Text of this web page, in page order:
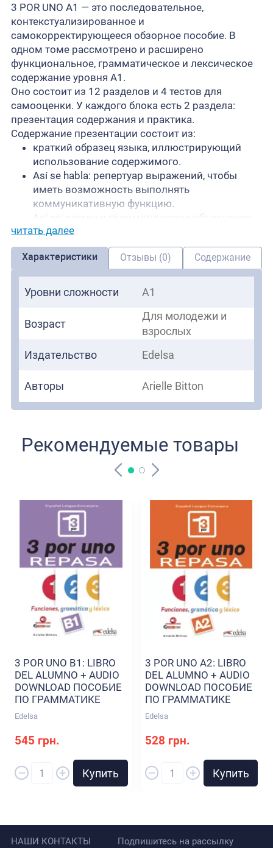
3 POR UNO А1 — это последовательное,
контекстуализированное и
самокорректирующееся обзорное пособие. В
одном томе рассмотрено и расширено
функциональное, грамматическое и лексическое
содержание уровня А1.
Оно состоит из 12 разделов и 4 тестов для
самооценки. У каждого блока есть 2 раздела:
презентация содержания и практика.
Содержание презентации состоит из:
краткий образец языка, иллюстрирующий
использование содержимого.
Así se habla: репертуар выражений, чтобы
иметь возможность выполнять
коммуникативную функцию.
Así es: схемы и грамматические объяснения.
Con estas palabras: подборка и наглядное
представление важнейшего лексического
содержания.
читать далее
Характеристики Отзывы (0) Содержание
Уровни сложности A1
Возраст
Для молодежи и
взрослых
Издательство
Edelsa
Авторы Arielle Bitton
Рекомендуемые товары
3 POR UNO B1: LIBRO
DEL ALUMNO + AUDIO
DOWNLOAD ПОСОБИЕ
ПО ГРАММАТИКЕ
Edelsa
545 грн.
– + Купить
3 POR UNO A2: LIBRO
DEL ALUMNO + AUDIO
DOWNLOAD ПОСОБИЕ
ПО ГРАММАТИКЕ
Edelsa
528 грн.
– + Купить
НАШИ КОНТАКТЫ Подпишитесь на рассылку